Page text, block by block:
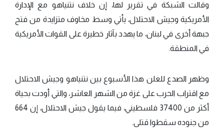
وقالت الشبكة في تقرير لها، إن خلاف نتنياهو مع الإدارة
الأمريكية وجيش الاحتلال، يأتي وسط مخاوف متزايدة من فتح
جبهة أخرى في لبنان، ما يهدد بآثار خطيرة على القوات الأمريكية
في المنطقة.
وظهر الصدع للعلن هذا الأسبوع بين نتنياهو وجيش الاحتلال
مع اقتراب الحرب على غزة من الشهر العاشر، والتي أودت بحياة
أكثر من 37400 فلسطيني، فيما يقول جيش الاحتلال، إن 664
من جنوده سقطوا قتلى.